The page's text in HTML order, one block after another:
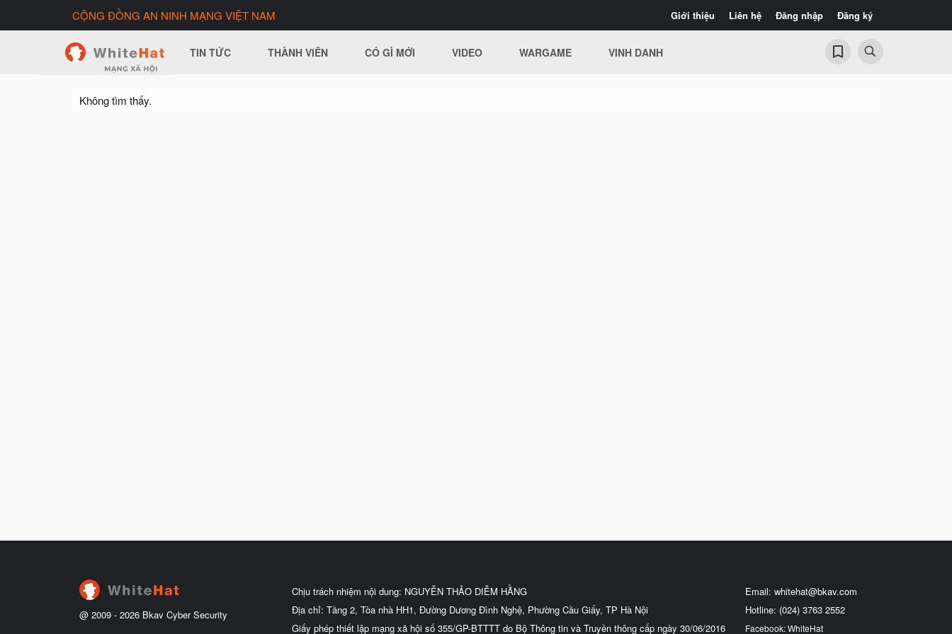
Giới thiệu Liên hệ Đăng nhập Đăng ký
CỘNG ĐỒNG AN NINH MẠNG VIỆT NAM
TIN TỨC THÀNH VIÊN CÓ GÌ MỚI VIDEO WARGAME VINH DANH
Không tìm thấy.
@ 2009 - 2026 Bkav Cyber Security
Chịu trách nhiệm nội dung: NGUYỄN THẢO DIỄM HẰNG
Địa chỉ: Tầng 2, Tòa nhà HH1, Đường Dương Đình Nghệ, Phường Cầu Giấy, TP Hà Nội
Giấy phép thiết lập mạng xã hội số 355/GP-BTTTT do Bộ Thông tin và Truyền thông cấp ngày 30/06/2016
Email: whitehat@bkav.com
Hotline: (024) 3763 2552
Facebook: WhiteHat